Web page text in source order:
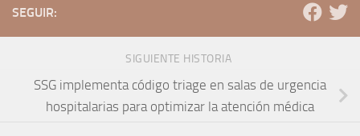
SEGUIR:
SIGUIENTE HISTORIA
SSG implementa código triage en salas de urgencia
hospitalarias para optimizar la atención médica